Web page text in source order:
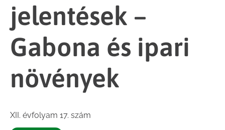
jelentések –
Gabona és ipari
növények
XII. évfolyam 17. szám